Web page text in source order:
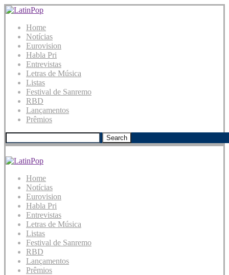
Home
Notícias
Eurovision
Habla Pri
Entrevistas
Letras de Música
Listas
Festival de Sanremo
RBD
Lançamentos
Prêmios
Search
Home
Notícias
Eurovision
Habla Pri
Entrevistas
Letras de Música
Listas
Festival de Sanremo
RBD
Lançamentos
Prêmios